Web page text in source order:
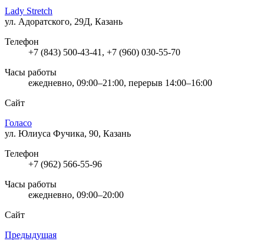
Lady Stretch
ул. Адоратского, 29Д, Казань
Телефон
+7 (843) 500-43-41, +7 (960) 030-55-70
Часы работы
ежедневно, 09:00–21:00, перерыв 14:00–16:00
Сайт
Голасо
ул. Юлиуса Фучика, 90, Казань
Телефон
+7 (962) 566-55-96
Часы работы
ежедневно, 09:00–20:00
Сайт
Предыдущая